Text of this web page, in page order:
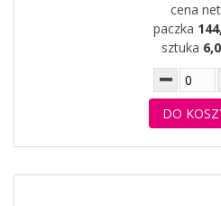
cena
paczka
sztuka
DO